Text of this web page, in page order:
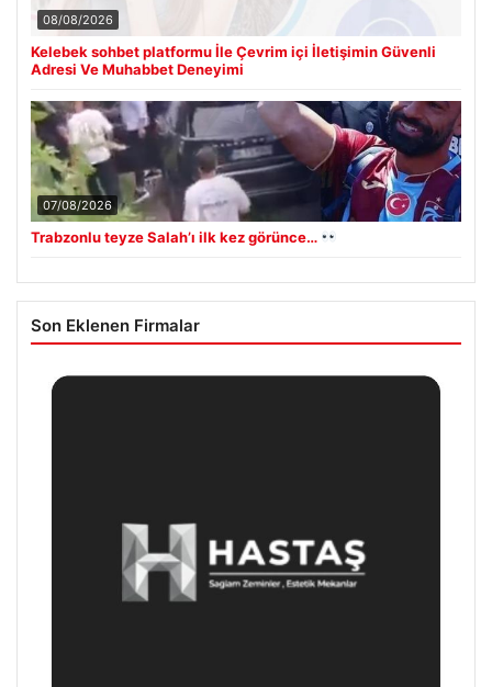
08/08/2026
Kelebek sohbet platformu İle Çevrim içi İletişimin Güvenli
Adresi Ve Muhabbet Deneyimi
07/08/2026
Trabzonlu teyze Salah’ı ilk kez görünce…
Son Eklenen Firmalar